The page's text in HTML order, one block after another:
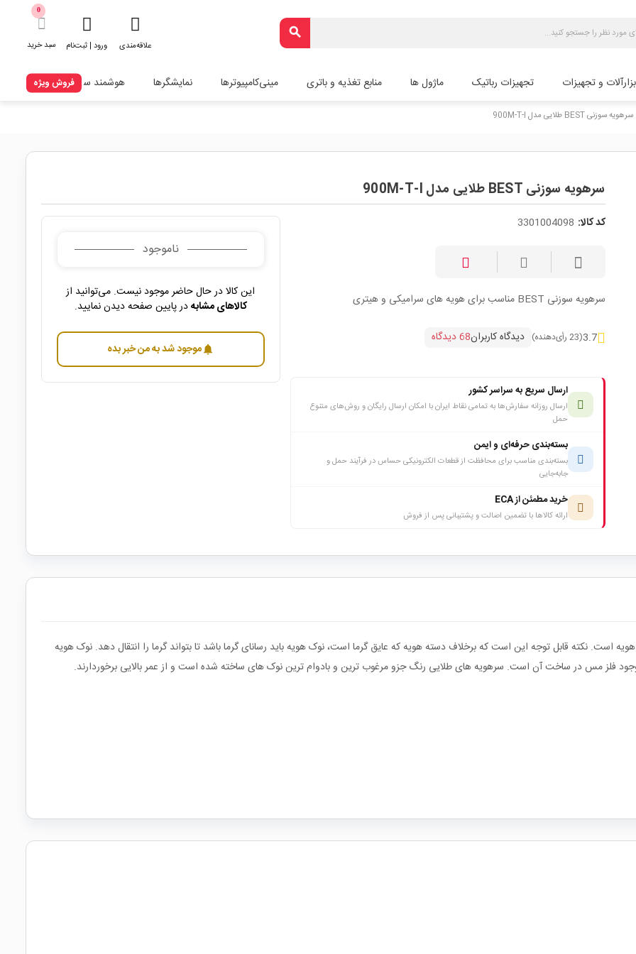
search
علاقه‌مندی ورود | ثبت‌نام
0
سبد خرید
و تجهیزات تجهیزات رباتیک ماژول ها منابع تغذیه و باتری مینی‌کامپیوترها نمایشگرها هوشمند سازیفروش ویژه
سرهویه سوزنی BEST طلایی مدل 900M-T-I
سرهویه سوزنی BEST طلایی مدل 900M-T-I
کد کالا: 3301004098
سرهویه سوزنی BEST مناسب برای هویه های سرامیکی و هیتری
3.7(23 رأی‌دهنده) دیدگاه کاربران68 دیدگاه
ارسال سریع به سراسر کشور
ارسال روزانه سفارش‌ها به تمامی نقاط ایران با امکان ارسال رایگان و روش‌های متنوع
حمل
بسته‌بندی حرفه‌ای و ایمن
بسته‌بندی مناسب برای محافظت از قطعات الکترونیکی حساس در فرآیند حمل و
جابه‌جایی
خرید مطمئن از ECA
ارائه کالاها با تضمین اصالت و پشتیبانی پس از فروش
ناموجود
این کالا در حال حاضر موجود نیست. می‌توانید از
کالاهای مشابهدر پایین صفحه دیدن نمایید.
notificationsموجود شد به من خبر بده
نکته قابل توجه این است که برخلاف دسته هویه که عایق گرما است، نوک هویه باید رسانای گرما باشد تا بتواند گرما را انتقال دهد. نوک هویه
فلز مس در ساخت آن است. سرهویه های طلایی رنگ جزو مرغوب ترین و بادوام ترین نوک های ساخته شده است و از عمر بالایی برخوردارند.